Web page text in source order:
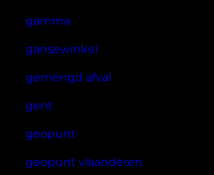
gamma
gansewinkel
gemengd afval
gent
geopunt
geopunt vlaanderen